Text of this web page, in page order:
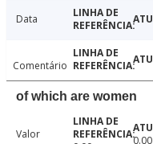
Data
Comentário
of which are women
Valor
0.00